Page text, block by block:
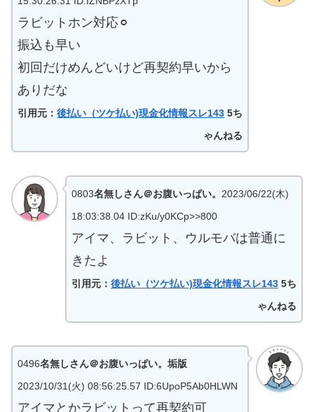
ラビットホン対応⚪︎
振込も早い
初回だけめんどいけど再契約早いから
ありだな
引用元：後払い（ツケ払い)現金化情報スレ143 5ち
ゃんねる
0803名無しさん＠お腹いっぱい。 2023/06/22(木)
18:03:38.04 ID:zKu/y0KCp>>800
アイマ、ラビット、ウルモバは普通に
きたよ
引用元： 後払い（ツケ払い)現金化情報スレ143 5ち
ゃんねる
0496名無しさん＠お腹いっぱい。垢版
2023/10/31(火) 08:56:25.57 ID:6UpoP5Ab0HLWN
アイマとかラビットって再契約可